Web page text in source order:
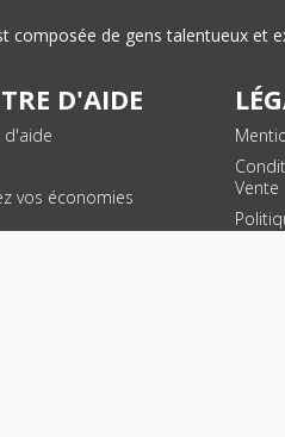
de gens talentueux et
D'AIDE
d'aide
vos économies
Vente